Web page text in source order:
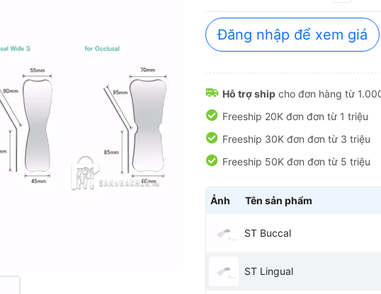
Đăng nhập để xem giá
Hỗ trợ ship cho đơn hàng từ
Freeship 20K đơn đơn từ 1 triệu
Freeship 30K đơn đơn từ 3 triệu
Freeship 50K đơn đơn từ 5 triệu
Ảnh Tên sản phẩm
ST Buccal
ST Lingual